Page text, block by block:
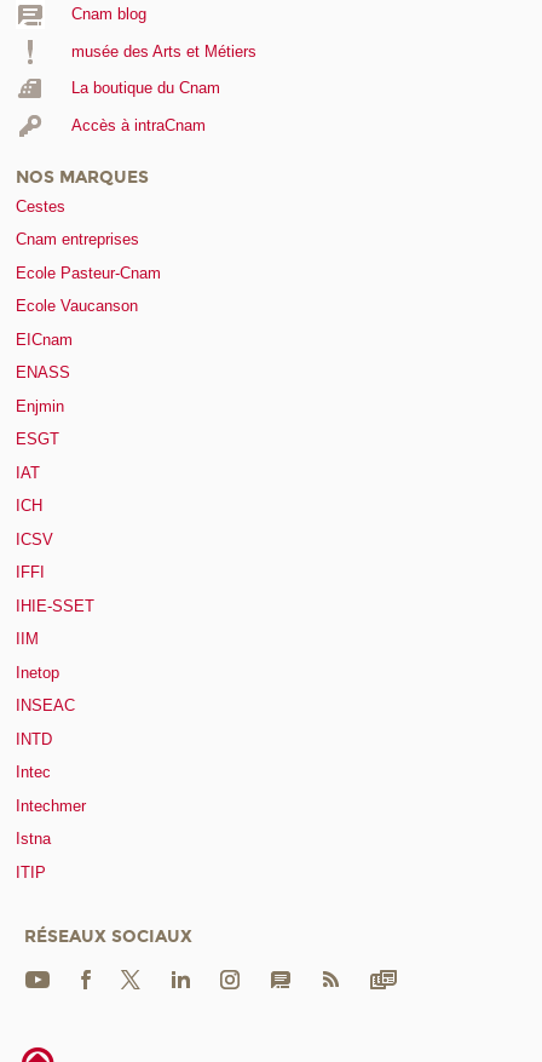
Cnam blog
musée des Arts et Métiers
La boutique du Cnam
Accès à intraCnam
NOS MARQUES
Cestes
Cnam entreprises
Ecole Pasteur-Cnam
Ecole Vaucanson
EICnam
ENASS
Enjmin
ESGT
IAT
ICH
ICSV
IFFI
IHIE-SSET
IIM
Inetop
INSEAC
INTD
Intec
Intechmer
Istna
ITIP
RÉSEAUX SOCIAUX